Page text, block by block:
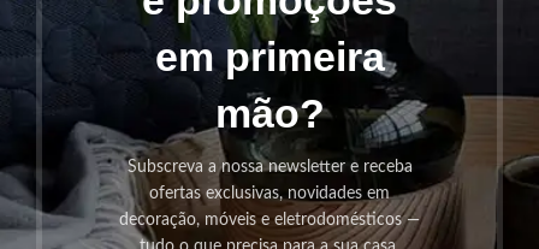
em primeira
mão?
Subscreva a nossa newsletter e receba
ofertas exclusivas, novidades em
decoração, móveis e eletrodomésticos —